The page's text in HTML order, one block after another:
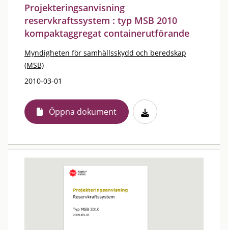
Projekteringsanvisning
reservkraftssystem : typ MSB 2010
kompaktaggregat containerutförande
Myndigheten för samhällsskydd och beredskap
(MSB)
2010-03-01
Öppna dokument